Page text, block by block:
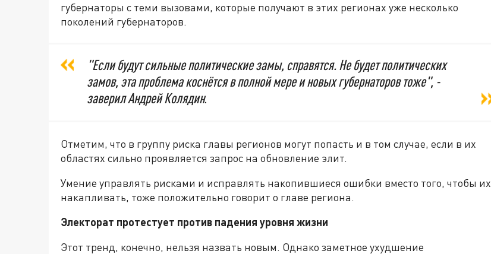
губернаторы с теми вызовами, которые получают в этих регионах уже несколько
поколений губернаторов.
"Если будут сильные политические замы, справятся. Не будет политических
замов, эта проблема коснётся в полной мере и новых губернаторов тоже", -
заверил Андрей Колядин.
Отметим, что в группу риска главы регионов могут попасть и в том случае, если в их
областях сильно проявляется запрос на обновление элит.
Умение управлять рисками и исправлять накопившиеся ошибки вместо того, чтобы их
накапливать, тоже положительно говорит о главе региона.
Электорат протестует против падения уровня жизни
Этот тренд, конечно, нельзя назвать новым. Однако заметное ухудшение